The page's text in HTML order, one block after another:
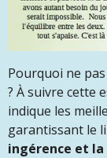
Pourquoi ne
? À suivre cette
indique les
garantissant le
ingérence et